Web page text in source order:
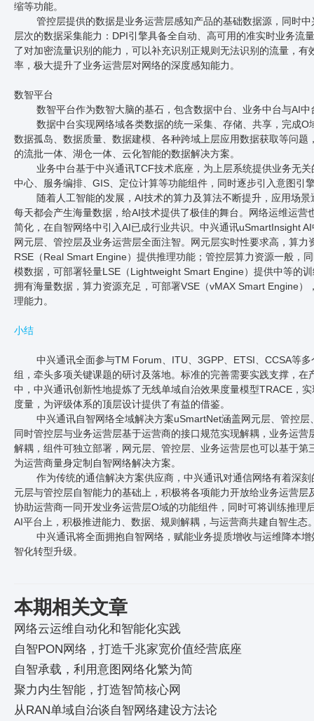
缩等功能。
管控层提供的数据是业务运营层感知产品的基础数据源，同时
层次的数据采集能力：DPI引擎具备全自动、高可用的准实时业务流
了对加密流量识别的能力，可以补充识别正规则无法识别的流量，有
率，极大提升了业务运营层对网络的深度感知能力。
数智平台
数智平台作为数智大脑的基石，包含数据中台、业务中台与AI中
数据中台实现网络域各类数据的统一采集、存储、共享，完成O
数据孤岛、数据质量、数据建模、各种跨域上层应用数据获取等问题
的流批一体、湖仓一体、云化智能的数据解决方案。
业务中台基于中兴通讯TCF技术底座，为上层系统提供业务无
中心、服务编排、GIS、定位计算等功能组件，同时逐步引入意图引
随着人工智能的发展，AI技术的算力及算法不断提升，应用场
每天都会产生海量数据，给AI技术提供了极佳的舞台。网络运维运营
简化，在自智网络中引入AI已成行业共识。中兴通讯uSmartInsight
网元层、管控层及业务运营层全面注智。网元层实时性要求高，算力
RSE（Real Smart Engine）提供推理功能；管控层算力资源一般，
模数据，可部署轻量LSE（Lightweight Smart Engine）提供中等的
拥有海量数据，算力资源充足，可部署VSE（vMAX Smart Engine）
理能力。
小结
中兴通讯全面参与TM Forum、ITU、3GPP、ETSI、CCSA等
组，牵头多项关键课题的研讨及落地。标准的完善需要实践支撑，在
中，中兴通讯创新性地提炼了无线单域自治效果度量模型TRACE，
度量，为评级体系的顶层设计提供了有益的借鉴。
中兴通讯自智网络全域解决方案uSmartNet涵盖网元层、管控
同时管控层与业务运营层基于运营商的接口规范实现解耦，业务运营
解耦，组件可独立部署，网元层、管控层、业务运营层也可以基于第
为运营商量身定制自智网络解决方案。
作为传统的通信解决方案供应商，中兴通讯对通信网络有着深
元层与管控层自智能力的基础上，积极将各项能力开放给业务运营层
协助运营商一同开发业务运营层O域的功能组件，同时可将训练推理
AI平台上，积极推进能力、数据、规则解耦，与运营商共建自智生态
中兴通讯将全面拥抱自智网络，赋能业务提质增收与运维降本
智化转型升级。
本期相关文章
网络云运维自动化和智能化实践
自智PON网络，打造千兆家宽价值经营底座
自智承载，利用意图网络化繁为简
聚力内生智能，打造智简核心网
从RAN单域自治谈自智网络建设方法论